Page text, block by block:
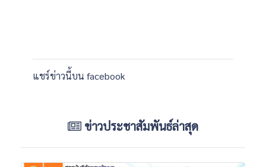
แชร์ข่าวนี้บน facebook
ข่าวประชาสัมพันธ์ล่าสุด